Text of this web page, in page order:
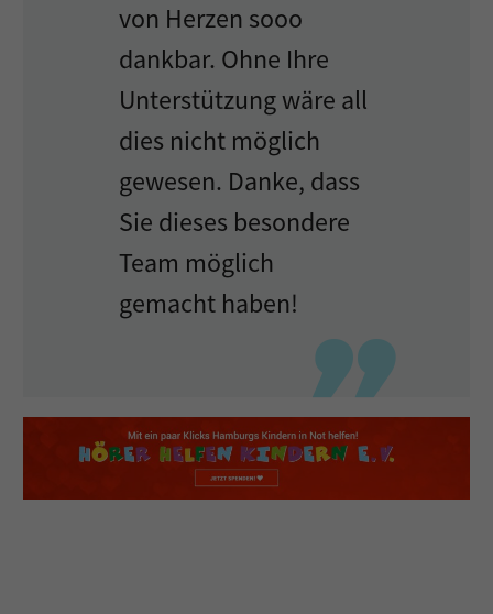
von Herzen sooo
dankbar. Ohne Ihre
Unterstützung wäre all
dies nicht möglich
gewesen. Danke, dass
Sie dieses besondere
Team möglich
gemacht haben!